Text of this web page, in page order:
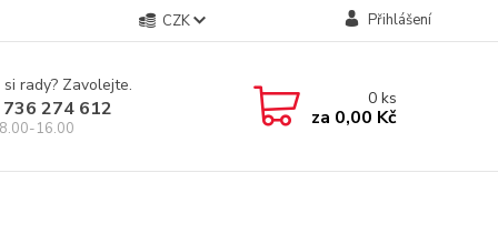
CZK Přihlášení
rady? Zavolejte.
274 612
16.00
0ks
za 0,00 Kč